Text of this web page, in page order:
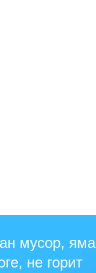
мусор, яма
не горит